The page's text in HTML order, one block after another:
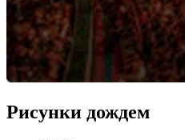
Рисунки дождем